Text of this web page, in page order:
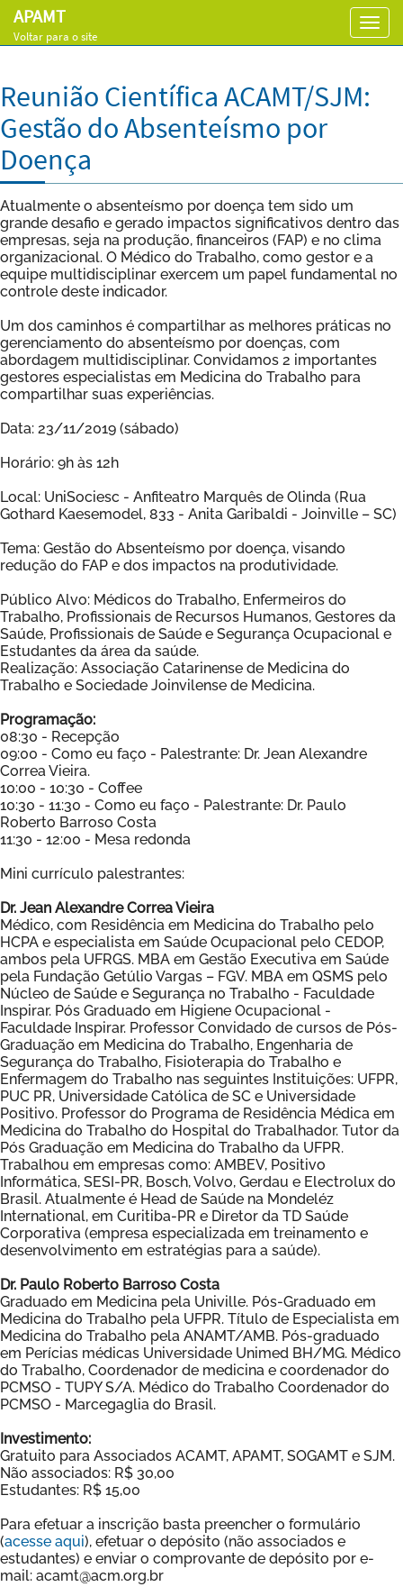
APAMT
Voltar para o site
Reunião Científica ACAMT/SJM:
Gestão do Absenteísmo por
Doença
Atualmente o absenteísmo por doença tem sido um
grande desafio e gerado impactos significativos dentro das
empresas, seja na produção, financeiros (FAP) e no clima
organizacional. O Médico do Trabalho, como gestor e a
equipe multidisciplinar exercem um papel fundamental no
controle deste indicador.
Um dos caminhos é compartilhar as melhores práticas no
gerenciamento do absenteísmo por doenças, com
abordagem multidisciplinar. Convidamos 2 importantes
gestores especialistas em Medicina do Trabalho para
compartilhar suas experiências.
Data: 23/11/2019 (sábado)
Horário: 9h às 12h
Local: UniSociesc - Anfiteatro Marquês de Olinda (Rua
Gothard Kaesemodel, 833 - Anita Garibaldi - Joinville – SC)
Tema: Gestão do Absenteísmo por doença, visando
redução do FAP e dos impactos na produtividade.
Público Alvo: Médicos do Trabalho, Enfermeiros do
Trabalho, Profissionais de Recursos Humanos, Gestores da
Saúde, Profissionais de Saúde e Segurança Ocupacional e
Estudantes da área da saúde.
Realização: Associação Catarinense de Medicina do
Trabalho e Sociedade Joinvilense de Medicina.
Programação:
08:30 - Recepção
09:00 - Como eu faço - Palestrante: Dr. Jean Alexandre
Correa Vieira.
10:00 - 10:30 - Coffee
10:30 - 11:30 - Como eu faço - Palestrante: Dr. Paulo
Roberto Barroso Costa
11:30 - 12:00 - Mesa redonda
Mini currículo palestrantes:
Dr. Jean Alexandre Correa Vieira
Médico, com Residência em Medicina do Trabalho pelo
HCPA e especialista em Saúde Ocupacional pelo CEDOP,
ambos pela UFRGS. MBA em Gestão Executiva em Saúde
pela Fundação Getúlio Vargas – FGV. MBA em QSMS pelo
Núcleo de Saúde e Segurança no Trabalho - Faculdade
Inspirar. Pós Graduado em Higiene Ocupacional -
Faculdade Inspirar. Professor Convidado de cursos de Pós-
Graduação em Medicina do Trabalho, Engenharia de
Segurança do Trabalho, Fisioterapia do Trabalho e
Enfermagem do Trabalho nas seguintes Instituições: UFPR,
PUC PR, Universidade Católica de SC e Universidade
Positivo. Professor do Programa de Residência Médica em
Medicina do Trabalho do Hospital do Trabalhador. Tutor da
Pós Graduação em Medicina do Trabalho da UFPR.
Trabalhou em empresas como: AMBEV, Positivo
Informática, SESI-PR, Bosch, Volvo, Gerdau e Electrolux do
Brasil. Atualmente é Head de Saúde na Mondeléz
International, em Curitiba-PR e Diretor da TD Saúde
Corporativa (empresa especializada em treinamento e
desenvolvimento em estratégias para a saúde).
Dr. Paulo Roberto Barroso Costa
Graduado em Medicina pela Univille. Pós-Graduado em
Medicina do Trabalho pela UFPR. Título de Especialista em
Medicina do Trabalho pela ANAMT/AMB. Pós-graduado
em Perícias médicas Universidade Unimed BH/MG. Médico
do Trabalho, Coordenador de medicina e coordenador do
PCMSO - TUPY S/A. Médico do Trabalho Coordenador do
PCMSO - Marcegaglia do Brasil.
Investimento:
Gratuito para Associados ACAMT, APAMT, SOGAMT e SJM.
Não associados: R$ 30,00
Estudantes: R$ 15,00
Para efetuar a inscrição basta preencher o formulário
(acesse aqui), efetuar o depósito (não associados e
estudantes) e enviar o comprovante de depósito por e-
mail: acamt@acm.org.br